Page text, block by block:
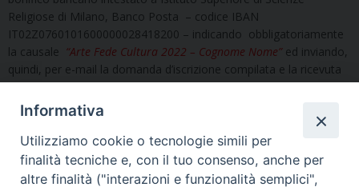
Religiose di Milano, Banco Posta – codice IBAN
IT02Z0760101600000028418200 – indicando obbligatoriamente
la causale “Arte Fede Cultura 2022 – Cognome Nome”ed inviando,
quindi, per e-mail la domanda d’iscrizione compilata e la ricevuta
del versamento della quota di partecipazione a:
segreteria@issrmilano.it
*** Il corso è caricato sulla piattaforma SOFIA con codice
identificativo n. 61121 ed è pagabile con voucher Carta
Docente (per i docenti di ruolo).
Informativa
Utilizziamo cookie o tecnologie simili per
finalità tecniche e, con il tuo consenso, anche per
altre finalità ("interazioni e funzionalità semplici",